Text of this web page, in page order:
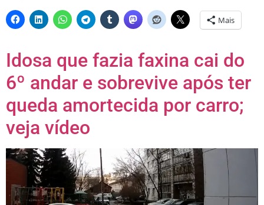
Mais
Idosa que fazia faxina cai do
6º andar e sobrevive após ter
queda amortecida por carro;
veja vídeo